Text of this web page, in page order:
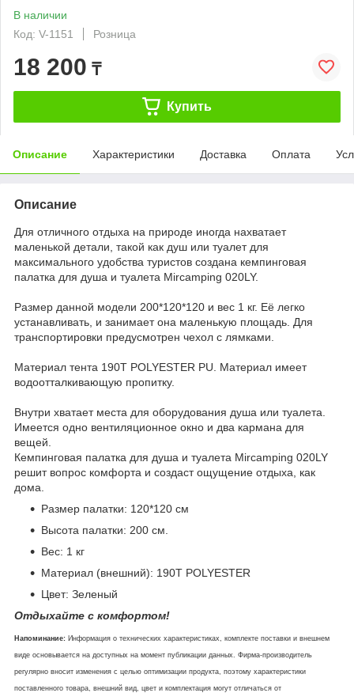
В наличии
Код: V-1151
Розница
18 200 ₸
Купить
Описание Характеристики Доставка Оплата
Описание
Для отличного отдыха на природе иногда нахватает
маленькой детали, такой как душ или туалет для
максимального удобства туристов создана кемпинговая
палатка для душа и туалета Mircamping 020LY.
Размер данной модели 200*120*120 и вес 1 кг. Её легко
устанавливать, и занимает она маленькую площадь. Для
транспортировки предусмотрен чехол с лямками.
Материал тента 190T POLYESTER PU. Материал имеет
водоотталкивающую пропитку.
Внутри хватает места для оборудования душа или туалета.
Имеется одно вентиляционное окно и два кармана для
вещей.
Кемпинговая палатка для душа и туалета Mircamping 020LY
решит вопрос комфорта и создаст ощущение отдыха, как
дома.
Размер палатки: 120*120 см
Высота палатки: 200 см.
Вес: 1 кг
Материал (внешний): 190T POLYESTER
Цвет: Зеленый
Отдыхайте с комфортом!
Напоминание: Информация о технических характеристиках, комплекте поставки и внешнем
виде основывается на доступных на момент публикации данных. Фирма-производитель
регулярно вносит изменения с целью оптимизации продукта, поэтому характеристики
поставленного товара, внешний вид, цвет и комплектация могут отличаться от